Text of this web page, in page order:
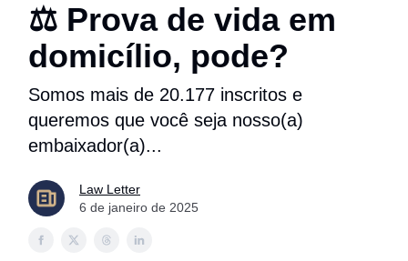
⚖️ Prova de vida em
domicílio, pode?
Somos mais de 20.177 inscritos e
queremos que você seja nosso(a)
embaixador(a)...
Law Letter
6 de janeiro de 2025